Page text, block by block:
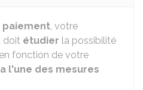
paiement, votre
doit étudier la possibilité
fonction de votre
l'une des mesures